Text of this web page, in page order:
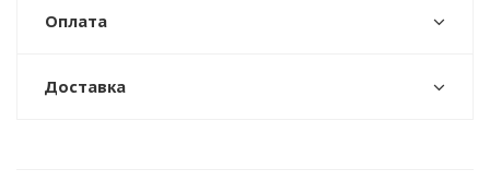
Оплата
Доставка